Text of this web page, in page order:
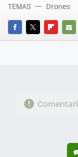
FACEBOOK
TWITTER
E-
TEMAS Drones